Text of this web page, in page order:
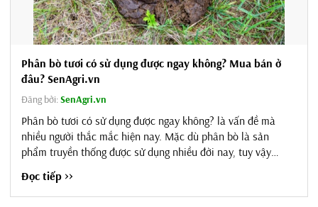
Phân bò tươi có sử dụng được ngay không? Mua bán ở
đâu? SenAgri.vn
Đăng bởi:SenAgri.vn
Phân bò tươi có sử dụng được ngay không? là vấn đề mà
nhiều người thắc mắc hiện nay. Mặc dù phân bò là sản
phẩm truyền thống được sử dụng nhiều đời nay, tuy vậy
không phải ai cũng hiểu hết về nó. SenAgri.vn là đơn vị cung
cấp phân bò hàng đầu tại Việt Nam xin đưa ra các thông tin
cơ bản giúp khách hàng có thêm thông tin để tham khảo về
Đọc tiếp >>